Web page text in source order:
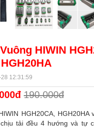
HIWIN
12:31:59
190.000đ
HGH20CA, HGH20HA
tải đều 4 hướng và tự